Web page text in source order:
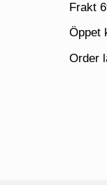
Frakt
Öppet
Order